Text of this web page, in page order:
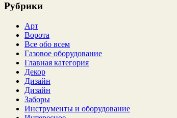
Рубрики
Арт
Ворота
Все обо всем
Газовое оборудование
Главная категория
Декор
Дизайн
Дизайн
Заборы
Инструменты и оборудование